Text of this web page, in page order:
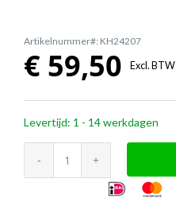
Artikelnummer#: KH24207
€ 59,50 Excl. BTW
Levertijd: 1 - 14 werkdagen
GCQ
ergonomische